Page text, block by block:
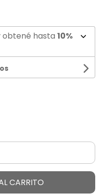
obtené hasta 10%
CARRITO